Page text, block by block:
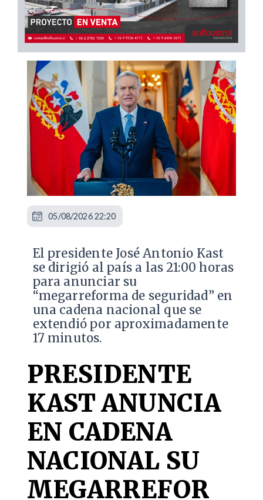
El presidente José Antonio Kast
se dirigió al país a las 21:00 horas
para anunciar su
“megarreforma de seguridad” en
una cadena nacional que se
extendió por aproximadamente
17 minutos.
PRESIDENTE
KAST ANUNCIA
EN CADENA
NACIONAL SU
MEGARREFOR
05/08/2026 22:20